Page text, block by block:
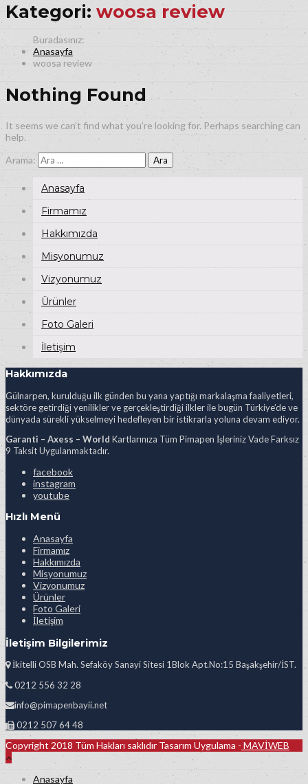
Kategori: woosa review
Anasayfa
woosa review
Nothing Found
It seems we can’t find what you’re looking for. Perhaps searching can
help.
Arama:
Anasayfa
Firmamız
Hakkımızda
Misyonumuz
Vizyonumuz
Ürünler
Foto Galeri
İletişim
Hakkımızda
Gülnarpen, kurulduğu ilk günden bu yana yaptığı markalaşma faaliyetleri,
sektöre getirdiği yenilikler ve gerçekleştirdiği ilkler ile bugün Türkiye’de ve
dünyada sürekli yükselmeyi hedefleyen bir istikrarla yoluna devam ediyor.
Garanti – Axess – World Kartlarınıza Tüm Pimapen İşleriniz Vade Farksız
9 Taksit Uygulanmaktadır.
facebook
instagram
youtube
Hızlı Menü
Anasayfa
Firmamız
Hakkımızda
Misyonumuz
Vizyonumuz
Ürünler
Foto Galeri
İletişim
İletişim Bilgilerimiz
İkitelli OSB Mah. Sefaköy Sanayi Sitesi 1Blok Apt.No:15 Başakşehir/İST.
0212 556 32 28
info@pimapenbayii.net
0212 507 64 48
Copyright 2018 Tüm Hakları saklıdır Tasarım Uygulama - MAVİWEB
Anasayfa